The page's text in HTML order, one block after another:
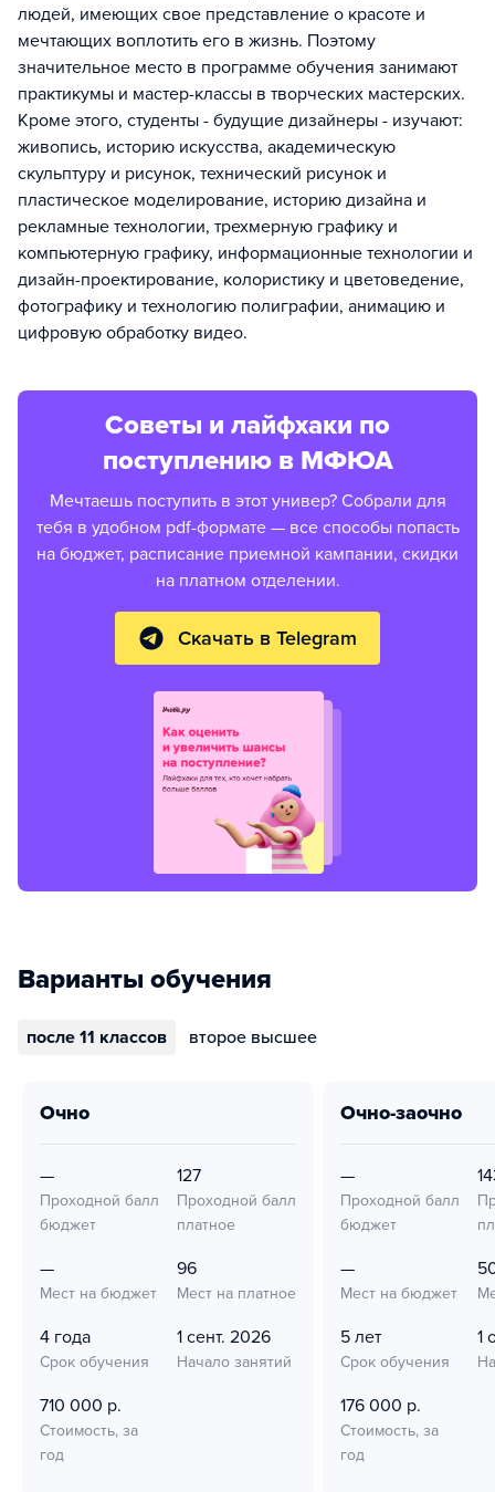
людей, имеющих свое представление о красоте и
мечтающих воплотить его в жизнь. Поэтому
значительное место в программе обучения занимают
практикумы и мастер-классы в творческих мастерских.
Кроме этого, студенты - будущие дизайнеры - изучают:
живопись, историю искусства, академическую
скульптуру и рисунок, технический рисунок и
пластическое моделирование, историю дизайна и
рекламные технологии, трехмерную графику и
компьютерную графику, информационные технологии и
дизайн-проектирование, колористику и цветоведение,
фотографику и технологию полиграфии, анимацию и
цифровую обработку видео.
Советы и лайфхаки по
поступлению в МФЮА
Мечтаешь поступить в этот универ? Собрали для
тебя в удобном pdf-формате — все способы попасть
на бюджет, расписание приемной кампании, скидки
на платном отделении.
Скачать в Telegram
Варианты обучения
после 11 классов второе высшее
очно
—
Проходной балл
бюджет
127
Проходной балл
платное
—
Мест на бюджет
96
Мест на платное
4 года
Срок обучения
1 сент. 2026
Начало занятий
710 000 р.
Стоимость, за
год
очно-заочно
—
Проходной балл
бюджет
—
Мест на бюджет
5 лет
Срок обучения
1
176 000 р.
Стоимость, за
год